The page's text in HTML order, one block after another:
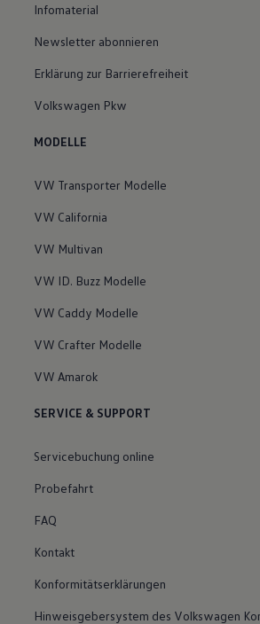
Infomaterial
Newsletter abonnieren
Erklärung zur Barrierefreiheit
Volkswagen Pkw
MODELLE
VW Transporter Modelle
VW California
VW Multivan
VW ID. Buzz Modelle
VW Caddy Modelle
VW Crafter Modelle
VW Amarok
SERVICE & SUPPORT
Servicebuchung online
Probefahrt
FAQ
Kontakt
Konformitätserklärungen
Hinweisgebersystem des Volkswagen